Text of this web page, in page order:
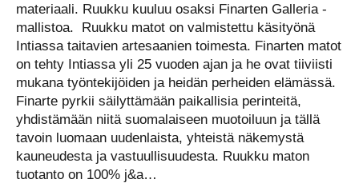
materiaali. Ruukku kuuluu osaksi Finarten Galleria -
mallistoa. Ruukku matot on valmistettu käsityönä
Intiassa taitavien artesaanien toimesta. Finarten matot
on tehty Intiassa yli 25 vuoden ajan ja he ovat tiiviisti
mukana työntekijöiden ja heidän perheiden elämässä.
Finarte pyrkii säilyttämään paikallisia perinteitä,
yhdistämään niitä suomalaiseen muotoiluun ja tällä
tavoin luomaan uudenlaista, yhteistä näkemystä
kauneudesta ja vastuullisuudesta. Ruukku maton
tuotanto on 100% j&a…